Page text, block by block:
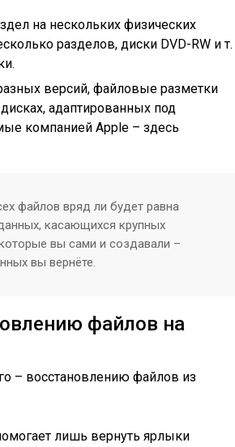
на нескольких физических
разделов, диски DVD-RW и т.
версий, файловые разметки
адаптированных под
компанией Apple – здесь
файлов вряд ли будет равна
касающихся крупных
вы сами и создавали –
вы вернёте.
файлов на
– восстановлению файлов из
лишь вернуть ярлыки